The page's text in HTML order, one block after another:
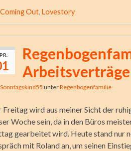
Coming Out, Lovestory
Sonntagskind55 unterRegenbogenfamilie
Freitag wird aus meiner Sicht der
Woche sein, da in den Büros
gearbeitet wird. Heute stand nur
mit Roland an, um seinen